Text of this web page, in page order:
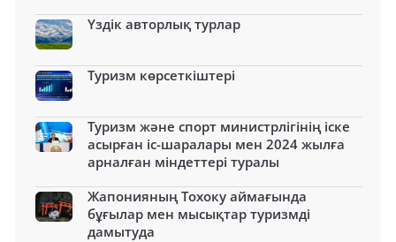
Үздік авторлық турлар
Туризм көрсеткіштері
Туризм және спорт министрлігінің іске
асырған іс-шаралары мен 2024 жылға
арналған міндеттері туралы
Жапонияның Тохоку аймағында
бұғылар мен мысықтар туризмді
дамытуда